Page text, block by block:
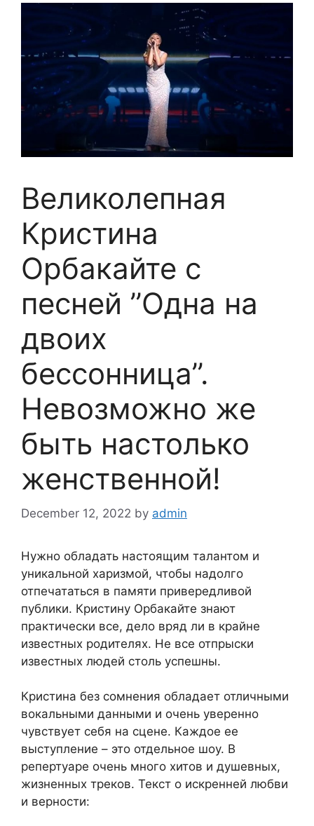
Великолепная
Кристина
Орбакайте с
песней ’’Одна на
двоих
бессонница’’.
Невозможно же
быть настолько
женственной!
December 12, 2022 by admin
Нужно обладать настоящим талантом и
уникальной харизмой, чтобы надолго
отпечататься в памяти привередливой
публики. Кристину Орбакайте знают
практически все, дело вряд ли в крайне
известных родителях. Не все отпрыски
известных людей столь успешны.
Кристина без сомнения обладает отличными
вокальными данными и очень уверенно
чувствует себя на сцене. Каждое ее
выступление – это отдельное шоу. В
репертуаре очень много хитов и душевных,
жизненных треков. Текст о искренней любви
и верности: